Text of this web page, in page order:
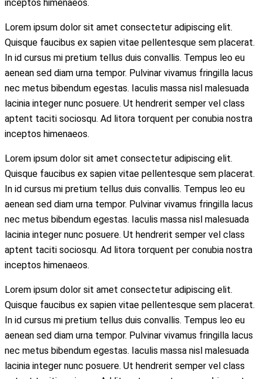
inceptos himenaeos.
Lorem ipsum dolor sit amet consectetur adipiscing elit.
Quisque faucibus ex sapien vitae pellentesque sem placerat.
In id cursus mi pretium tellus duis convallis. Tempus leo eu
aenean sed diam urna tempor. Pulvinar vivamus fringilla lacus
nec metus bibendum egestas. Iaculis massa nisl malesuada
lacinia integer nunc posuere. Ut hendrerit semper vel class
aptent taciti sociosqu. Ad litora torquent per conubia nostra
inceptos himenaeos.
Lorem ipsum dolor sit amet consectetur adipiscing elit.
Quisque faucibus ex sapien vitae pellentesque sem placerat.
In id cursus mi pretium tellus duis convallis. Tempus leo eu
aenean sed diam urna tempor. Pulvinar vivamus fringilla lacus
nec metus bibendum egestas. Iaculis massa nisl malesuada
lacinia integer nunc posuere. Ut hendrerit semper vel class
aptent taciti sociosqu. Ad litora torquent per conubia nostra
inceptos himenaeos.
Lorem ipsum dolor sit amet consectetur adipiscing elit.
Quisque faucibus ex sapien vitae pellentesque sem placerat.
In id cursus mi pretium tellus duis convallis. Tempus leo eu
aenean sed diam urna tempor. Pulvinar vivamus fringilla lacus
nec metus bibendum egestas. Iaculis massa nisl malesuada
lacinia integer nunc posuere. Ut hendrerit semper vel class